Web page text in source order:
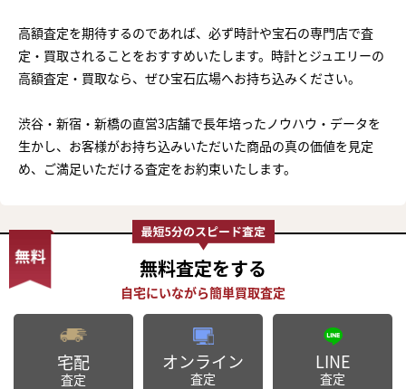
高額査定を期待するのであれば、必ず時計や宝石の専門店で査
定・買取されることをおすすめいたします。時計とジュエリーの
高額査定・買取なら、ぜひ宝石広場へお持ち込みください。
渋谷・新宿・新橋の直営3店舗で長年培ったノウハウ・データを
生かし、お客様がお持ち込みいただいた商品の真の価値を見定
め、ご満足いただける査定をお約束いたします。
無料査定をする
宅配
査定
オンライン
査定
LINE
査定